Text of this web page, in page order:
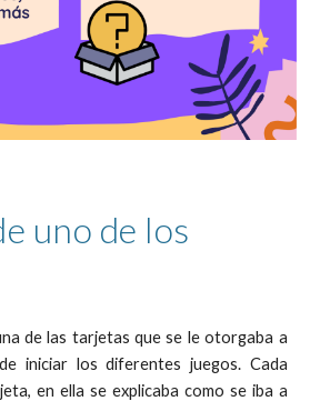
uno de los
de las tarjetas que se le otorgaba a
iniciar los diferentes juegos. Cada
en ella se explicaba como se iba a